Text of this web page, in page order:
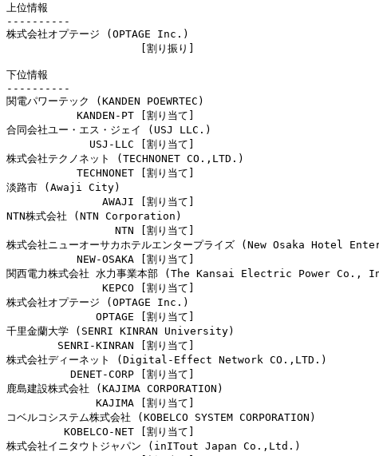
上位情報
----------
株式会社オプテージ (OPTAGE Inc.)
[割り振
下位情報
----------
関電パワーテック (KANDEN POEWRTEC)
KANDEN-PT [割り当
合同会社ユー・エス・ジェイ (USJ LLC.)
USJ-LLC [割り当
株式会社テクノネット (TECHNONET CO.,LTD.)
TECHNONET [割り当
淡路市 (Awaji City)
AWAJI [割り当
NTN株式会社 (NTN Corporation)
NTN [割り当
株式会社ニューオーサカホテルエンタープライズ (New Osaka Hotel
NEW-OSAKA [割り当て
関西電力株式会社 水力事業本部 (The Kansai Electric Power
KEPCO [割り当て
株式会社オプテージ (OPTAGE Inc.)
OPTAGE [割り当て
千里金蘭大学 (SENRI KINRAN University)
SENRI-KINRAN [割り当て
株式会社ディーネット (Digital-Effect Network CO.,LTD.)
DENET-CORP [割り当て
鹿島建設株式会社 (KAJIMA CORPORATION)
KAJIMA [割り当て
コベルコシステム株式会社 (KOBELCO SYSTEM CORPORATION)
KOBELCO-NET [割り当て
株式会社イニタウトジャパン (inITout Japan Co.,Ltd.)